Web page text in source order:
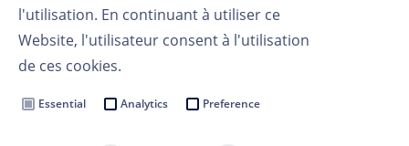
l'utilisation. En continuant à utiliser ce
Website, l'utilisateur consent à l'utilisation
de ces cookies.
Essential Analytics Preference
Cookie Settings